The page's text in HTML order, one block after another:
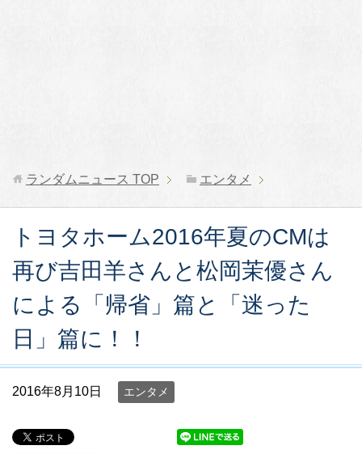
ランダムニュース TOP エンタメ
トヨタホーム2016年夏のCMは
再び吉田羊さんと松岡茉優さん
による「帰省」篇と「迷った
日」篇に！！
2016年8月10日 エンタメ